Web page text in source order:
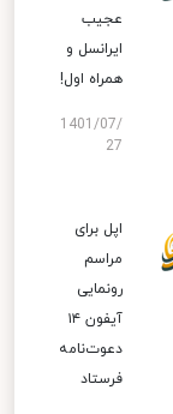
عجیب
ایرانسل و
همراه اول!
1401/07/
27
اپل برای
مراسم
رونمایی
آیفون ۱۴
دعوت‌نامه
فرستاد